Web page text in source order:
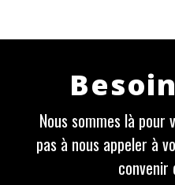
Nous sommes là pour
pas à nous appeler à
convenir